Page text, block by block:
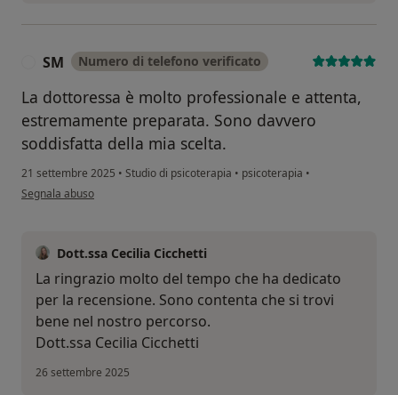
SM Numero di telefono verificato
La dottoressa è molto professionale e attenta,
estremamente preparata. Sono davvero
soddisfatta della mia scelta.
21 settembre 2025 • Studio di psicoterapia • psicoterapia •
secondo l'opinione dell'utente SM
Segnala abuso
Dott.ssa Cecilia Cicchetti
La ringrazio molto del tempo che ha dedicato
per la recensione. Sono contenta che si trovi
bene nel nostro percorso.
Dott.ssa Cecilia Cicchetti
26 settembre 2025